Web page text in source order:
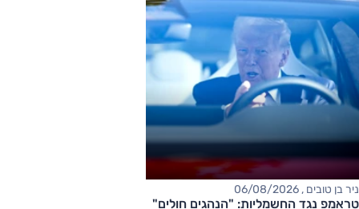
ניר בן טובים , 06/08/2026
טראמפ נגד החשמליות: "הנהגים חולים"